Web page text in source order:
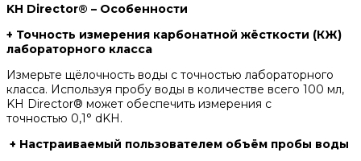
KH Director® – Особенности
+ Точность измерения карбонатной жёсткости (КЖ)
лабораторного класса
Измерьте щёлочность воды с точностью лабораторного
класса. Используя пробу воды в количестве всего 100 мл,
KH Director® может обеспечить измерения с
точностью 0,1° dKH.
+ Настраиваемый пользователем объём пробы воды